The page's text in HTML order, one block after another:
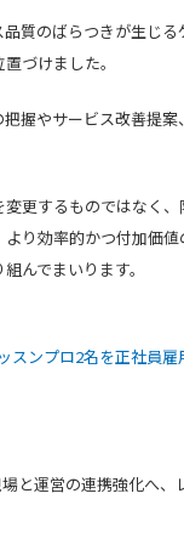
質のばらつきが生じ
づけました。
握やサービス改善提
更するものではなく
り効率的かつ付加価
んでまいります。
スンプロ2名を正社員雇
と運営の連携強化へ、